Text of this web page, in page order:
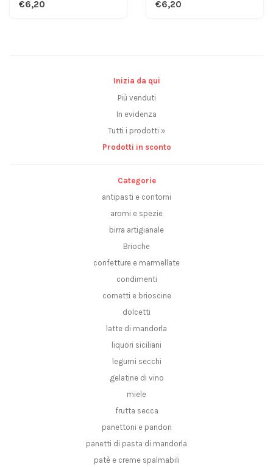
Inizia da qui
Più venduti
In evidenza
Tutti i prodotti »
Prodotti in sconto
Categorie
antipasti e contorni
aromi e spezie
birra artigianale
Brioche
confetture e marmellate
condimenti
cornetti e brioscine
dolcetti
latte di mandorla
liquori siciliani
legumi secchi
gelatine di vino
miele
frutta secca
panettoni e pandori
panetti di pasta di mandorla
patè e creme spalmabili
€6,20 €6,20